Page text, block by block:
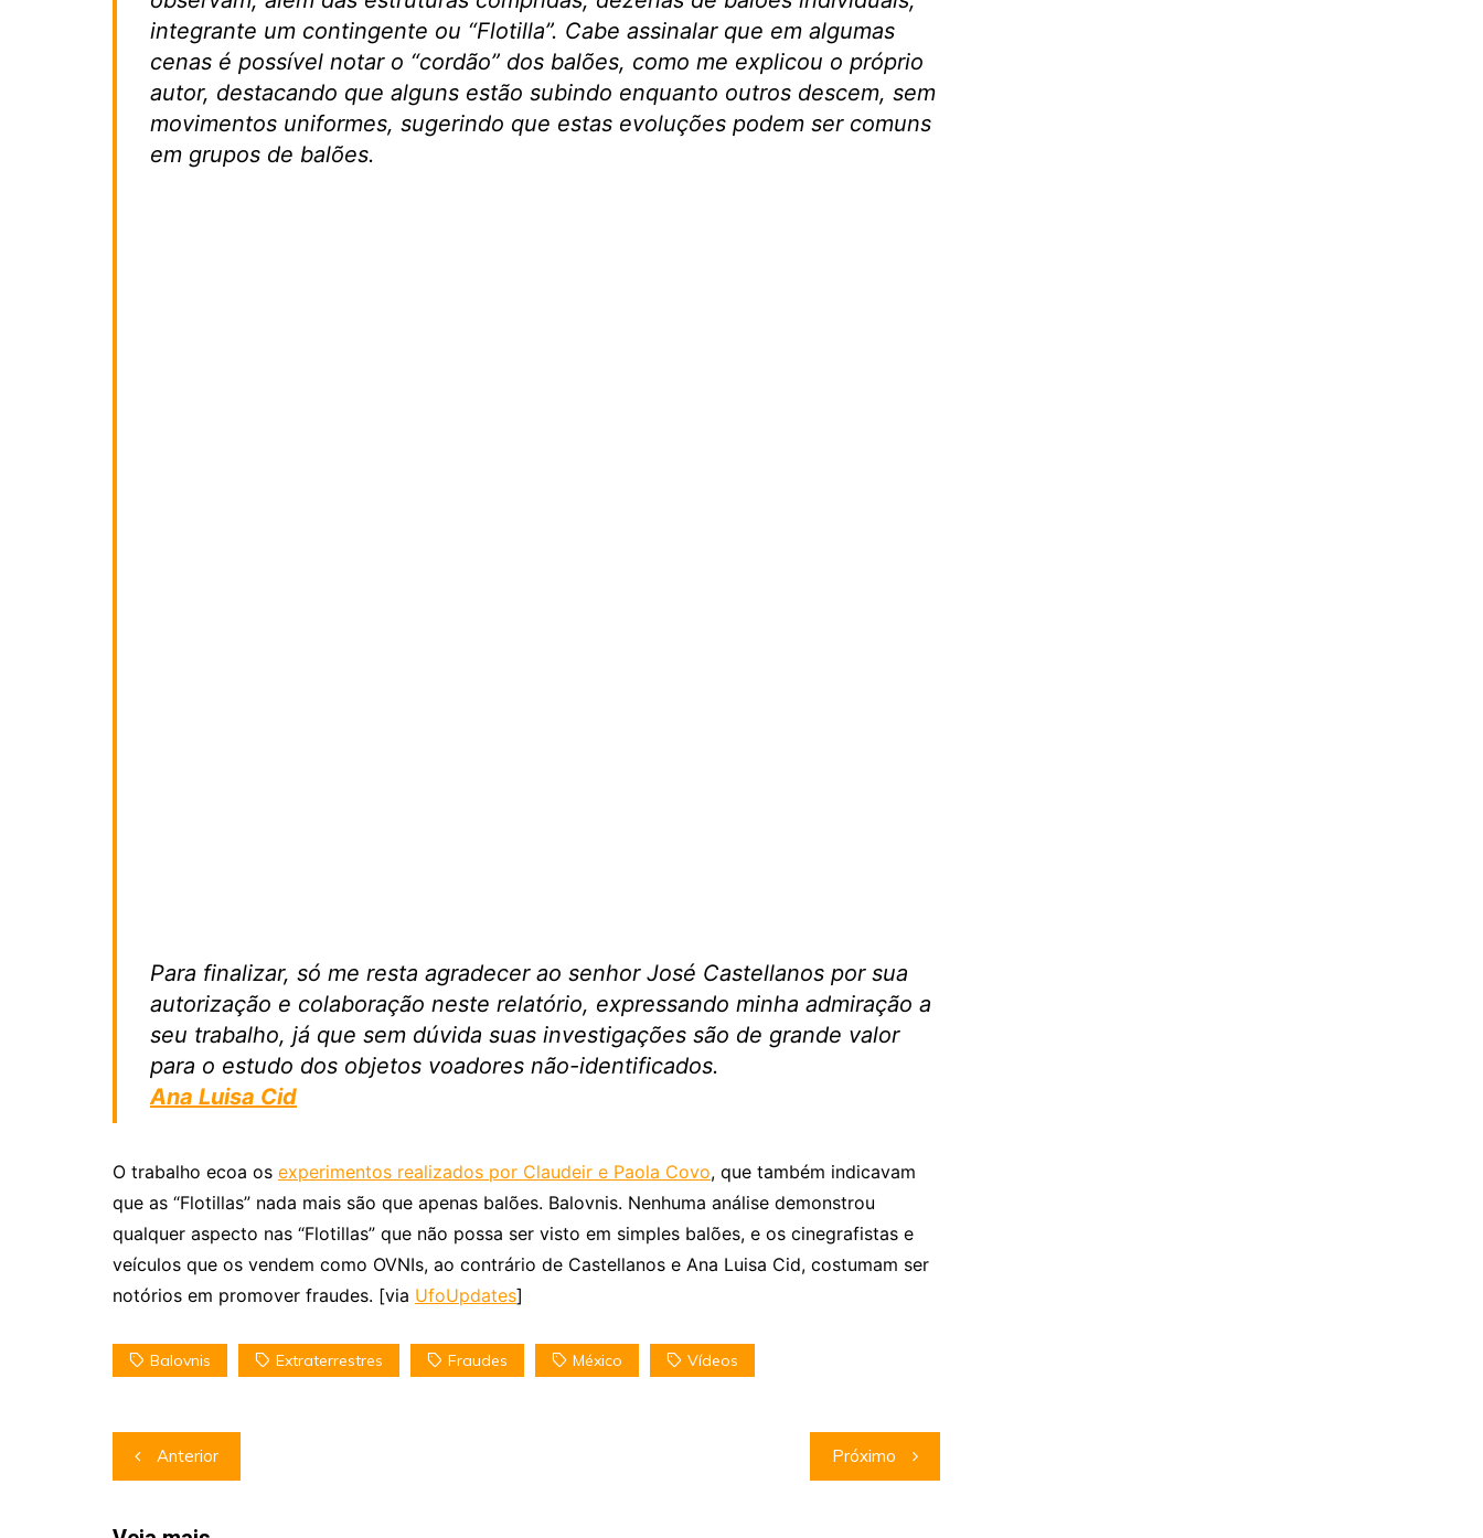
integrante um contingente ou “Flotilla”. Cabe assinalar que em algumas
cenas é possível notar o “cordão” dos balões, como me explicou o próprio
autor, destacando que alguns estão subindo enquanto outros descem, sem
movimentos uniformes, sugerindo que estas evoluções podem ser comuns
em grupos de balões.
Para finalizar, só me resta agradecer ao senhor José Castellanos por sua
autorização e colaboração neste relatório, expressando minha admiração a
seu trabalho, já que sem dúvida suas investigações são de grande valor
para o estudo dos objetos voadores não-identificados.
Ana Luisa Cid
O trabalho ecoa os experimentos realizados por Claudeir e Paola Covo, que também indicavam
que as “Flotillas” nada mais são que apenas balões. Balovnis. Nenhuma análise demonstrou
qualquer aspecto nas “Flotillas” que não possa ser visto em simples balões, e os cinegrafistas e
veículos que os vendem como OVNIs, ao contrário de Castellanos e Ana Luisa Cid, costumam ser
notórios em promover fraudes. [via UfoUpdates]
Balovnis Extraterrestres Fraudes México Vídeos
Navegação
de
Anterior Próximo